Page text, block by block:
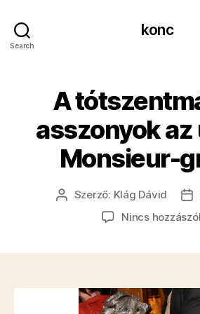
Search
konc
A
asszonyok az
Monsieur-
Bejegyzés
szerzője
Szerző: Klág Dávid
Nincs